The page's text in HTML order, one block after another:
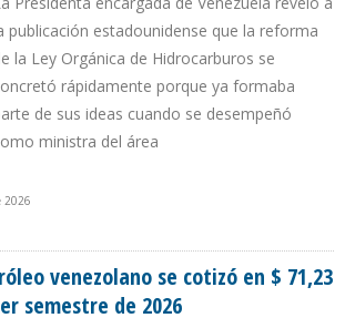
publicación estadounidense que la reforma
la Ley Orgánica de Hidrocarburos se
rápidamente porque ya formaba
de sus ideas cuando se desempeñó
ministra del área
2026
LA REVISTA TIME
venezolano se cotizó en $ 71,23
semestre de 2026